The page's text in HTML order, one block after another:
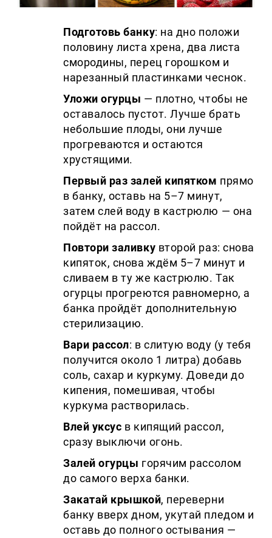
Подготовь банку: на дно положи
половину листа хрена, два листа
смородины, перец горошком и
нарезанный пластинками чеснок.
Уложи огурцы — плотно, чтобы не
оставалось пустот. Лучше брать
небольшие плоды, они лучше
прогреваются и остаются
хрустящими.
Первый раз залей кипятком прямо
в банку, оставь на 5–7 минут,
затем слей воду в кастрюлю — она
пойдёт на рассол.
Повтори заливку второй раз: снова
кипяток, снова ждём 5–7 минут и
сливаем в ту же кастрюлю. Так
огурцы прогреются равномерно, а
банка пройдёт дополнительную
стерилизацию.
Вари рассол: в слитую воду (у тебя
получится около 1 литра) добавь
соль, сахар и куркуму. Доведи до
кипения, помешивая, чтобы
куркума растворилась.
Влей уксус в кипящий рассол,
сразу выключи огонь.
Залей огурцы горячим рассолом
до самого верха банки.
Закатай крышкой, переверни
банку вверх дном, укутай пледом и
оставь до полного остывания —